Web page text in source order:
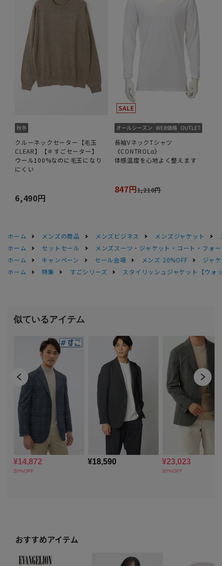
クルーネックセーター【毛玉
CLEAR】【＃すごセーター】
ウール100%なのに毛玉になり
にくい
6,490円
長袖VネックTシャツ
《CONTROLα》
体感温度を心地よく整えます
847円1,210円
ホーム メンズの商品 メンズビジネス メンズジャケット
ホーム
セットセール
メンズスーツ・ジャケット・コート・フォ
ホーム
キャンペーン セール会場 メンズ 20%OFF
ジャ
ホーム
特集 すごシリーズ スタイリッシュジャケット【ウォ